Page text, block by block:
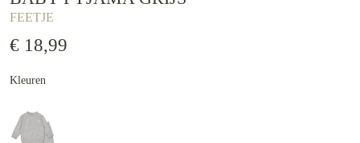
FEETJE
€ 18,99
Kleuren